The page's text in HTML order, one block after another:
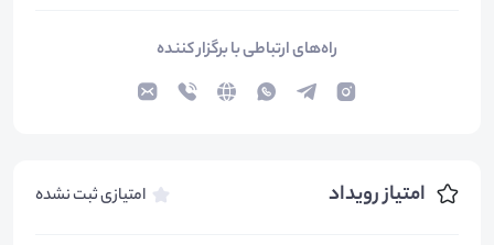
راه‌های ارتباطی با برگزار کننده
امتیاز رویداد امتیازی ثبت نشده